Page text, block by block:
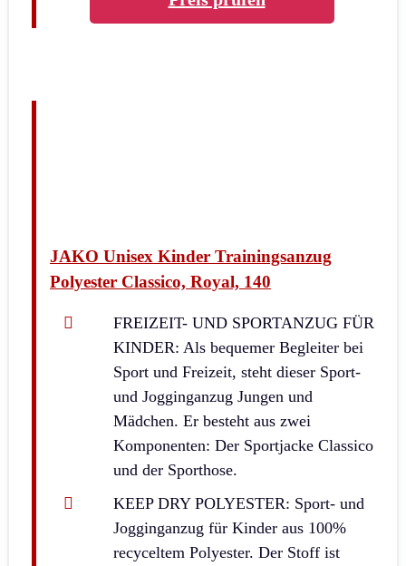
JAKO Unisex Kinder Trainingsanzug
Polyester Classico, Royal, 140
FREIZEIT- UND SPORTANZUG FÜR
KINDER: Als bequemer Begleiter bei
Sport und Freizeit, steht dieser Sport-
und Jogginganzug Jungen und
Mädchen. Er besteht aus zwei
Komponenten: Der Sportjacke Classico
und der Sporthose.
KEEP DRY POLYESTER: Sport- und
Jogginganzug für Kinder aus 100%
recyceltem Polyester. Der Stoff ist